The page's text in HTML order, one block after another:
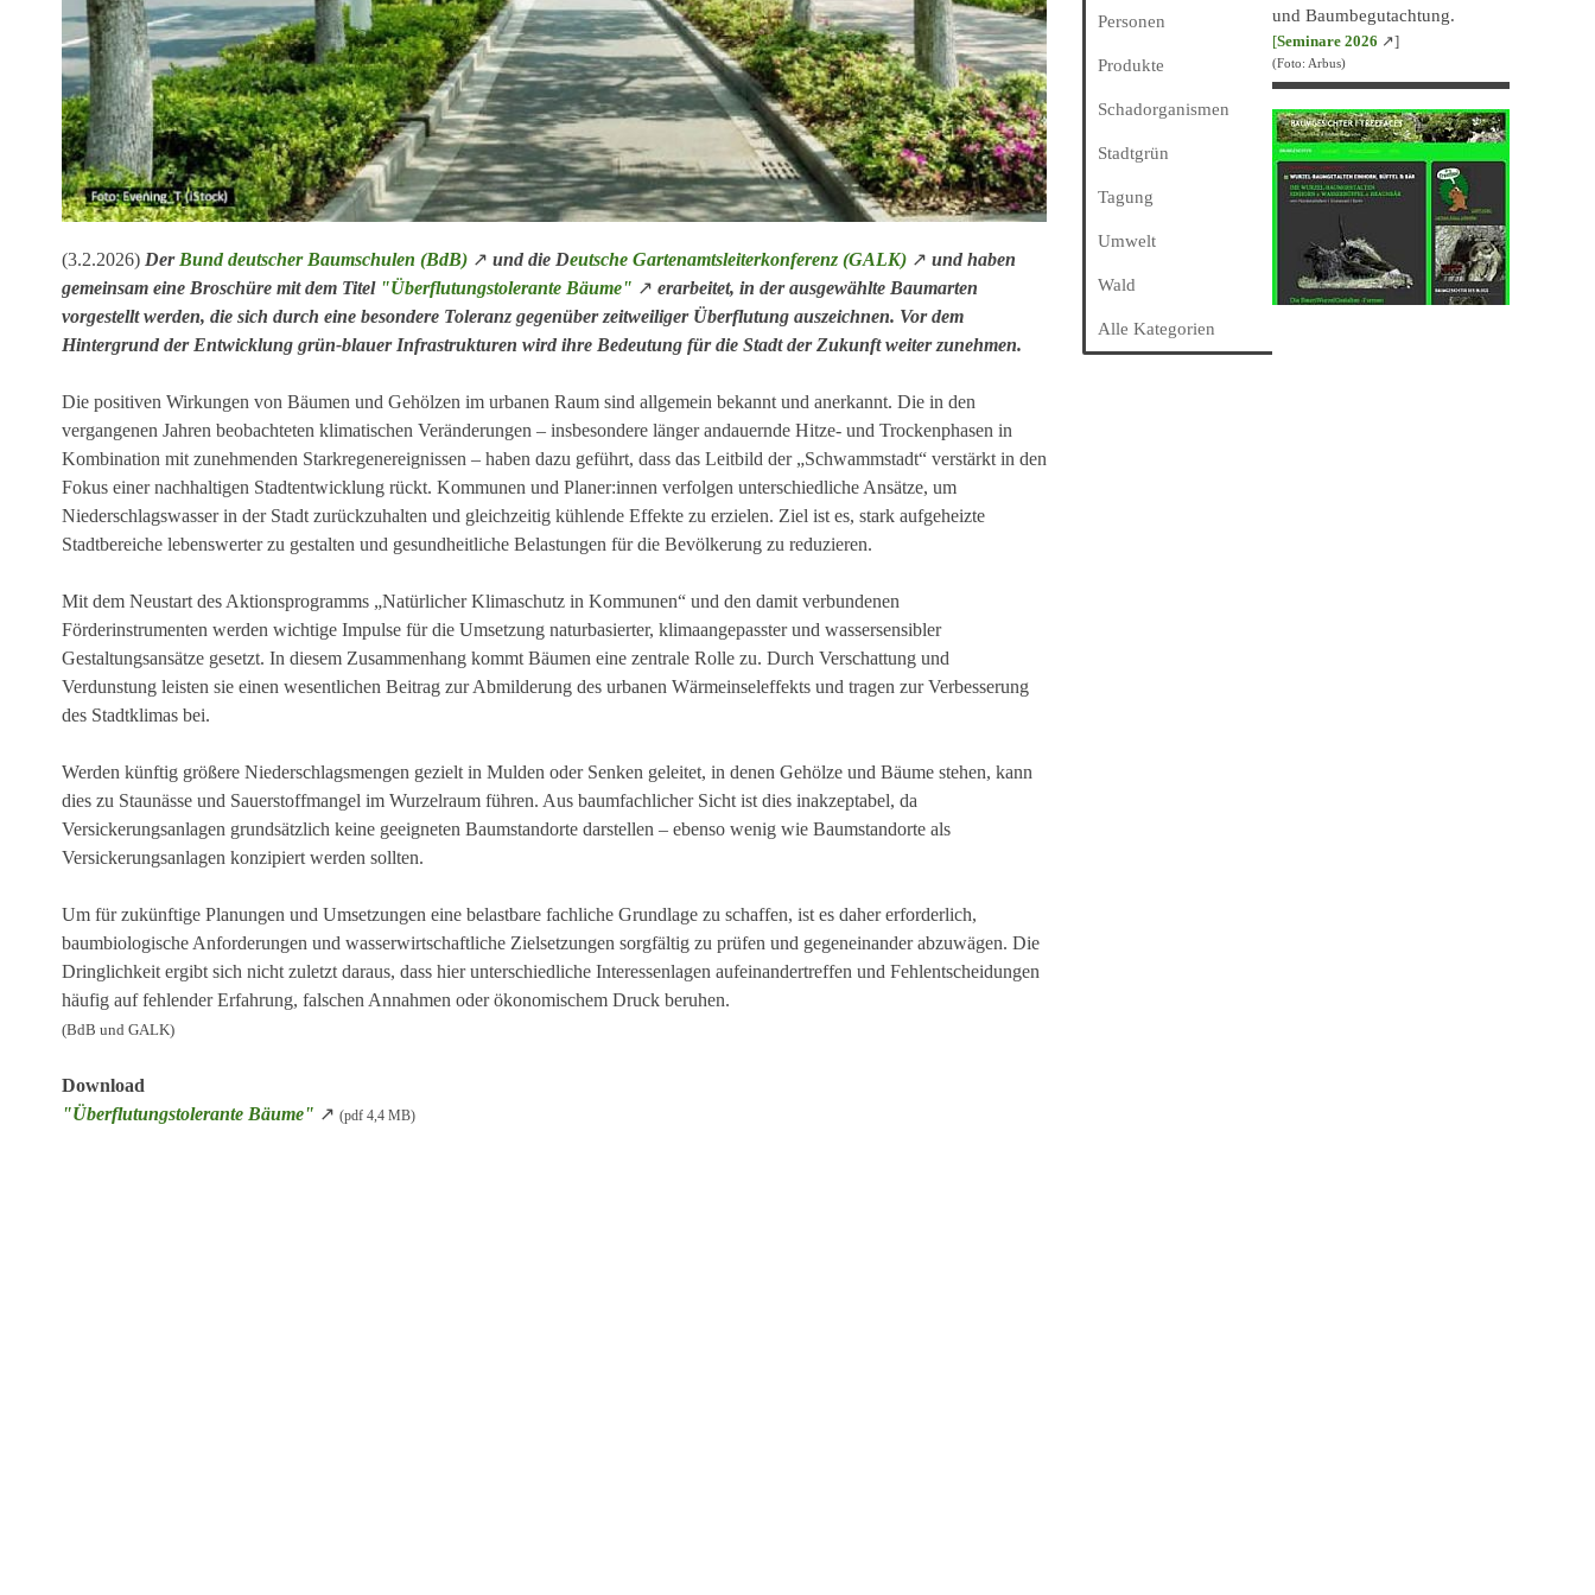
und Baumbegutachtung.
[Seminare 2026 ↗]
(Foto: Arbus)
(3.2.2026) Der Bund deutscher Baumschulen (BdB) ↗ und die Deutsche Gartenamtsleiterkonferenz (GALK) ↗ und haben
gemeinsam eine Broschüre mit dem Titel "Überflutungstolerante Bäume" ↗ erarbeitet, in der ausgewählte Baumarten
vorgestellt werden, die sich durch eine besondere Toleranz gegenüber zeitweiliger Überflutung auszeichnen. Vor dem
Hintergrund der Entwicklung grün-blauer Infrastrukturen wird ihre Bedeutung für die Stadt der Zukunft weiter zunehmen.
Die positiven Wirkungen von Bäumen und Gehölzen im urbanen Raum sind allgemein bekannt und anerkannt. Die in den
vergangenen Jahren beobachteten klimatischen Veränderungen – insbesondere länger andauernde Hitze- und Trockenphasen in
Kombination mit zunehmenden Starkregenereignissen – haben dazu geführt, dass das Leitbild der „Schwammstadt“ verstärkt in den
Fokus einer nachhaltigen Stadtentwicklung rückt. Kommunen und Planer:innen verfolgen unterschiedliche Ansätze, um
Niederschlagswasser in der Stadt zurückzuhalten und gleichzeitig kühlende Effekte zu erzielen. Ziel ist es, stark aufgeheizte
Stadtbereiche lebenswerter zu gestalten und gesundheitliche Belastungen für die Bevölkerung zu reduzieren.
Mit dem Neustart des Aktionsprogramms „Natürlicher Klimaschutz in Kommunen“ und den damit verbundenen
Förderinstrumenten werden wichtige Impulse für die Umsetzung naturbasierter, klimaangepasster und wassersensibler
Gestaltungsansätze gesetzt. In diesem Zusammenhang kommt Bäumen eine zentrale Rolle zu. Durch Verschattung und
Verdunstung leisten sie einen wesentlichen Beitrag zur Abmilderung des urbanen Wärmeinseleffekts und tragen zur Verbesserung
des Stadtklimas bei.
Werden künftig größere Niederschlagsmengen gezielt in Mulden oder Senken geleitet, in denen Gehölze und Bäume stehen, kann
dies zu Staunässe und Sauerstoffmangel im Wurzelraum führen. Aus baumfachlicher Sicht ist dies inakzeptabel, da
Versickerungsanlagen grundsätzlich keine geeigneten Baumstandorte darstellen – ebenso wenig wie Baumstandorte als
Versickerungsanlagen konzipiert werden sollten.
Um für zukünftige Planungen und Umsetzungen eine belastbare fachliche Grundlage zu schaffen, ist es daher erforderlich,
baumbiologische Anforderungen und wasserwirtschaftliche Zielsetzungen sorgfältig zu prüfen und gegeneinander abzuwägen. Die
Dringlichkeit ergibt sich nicht zuletzt daraus, dass hier unterschiedliche Interessenlagen aufeinandertreffen und Fehlentscheidungen
häufig auf fehlender Erfahrung, falschen Annahmen oder ökonomischem Druck beruhen.
(BdB und GALK)
Download
"Überflutungstolerante Bäume" ↗ (pdf 4,4 MB)
Personen
Produkte
Schadorganismen
Stadtgrün
Tagung
Umwelt
Wald
Alle Kategorien